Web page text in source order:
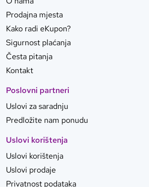
Prodajna mjesta
Kako radi eKupon?
Sigurnost plaćanja
Česta pitanja
Kontakt
Poslovni partneri
Uslovi za saradnju
Predložite nam ponudu
Uslovi korištenja
Uslovi korištenja
Uslovi prodaje
Privatnost podataka